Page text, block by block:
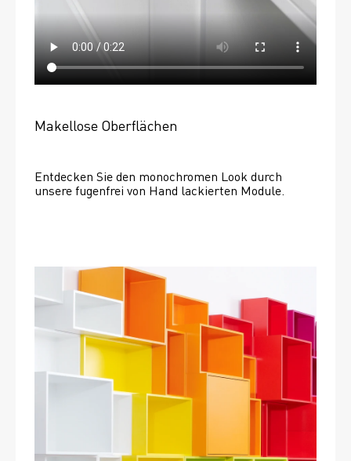
Makellose Oberflächen
Entdecken Sie den monochromen Look durch
unsere fugenfrei von Hand lackierten Module.